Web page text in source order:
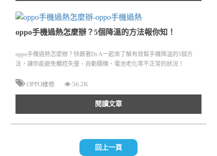
oppo手機過熱怎麼辦？5個降溫的方法報你知！
oppo手機過熱怎麼辦？快跟著Dr.A一起來了解有效幫手機降溫的5個方
法，讓你能避免觸控失靈、自動關機、電池老化等不正常的狀況！
OPPO維修 56.2K
閱讀文章
回上一頁